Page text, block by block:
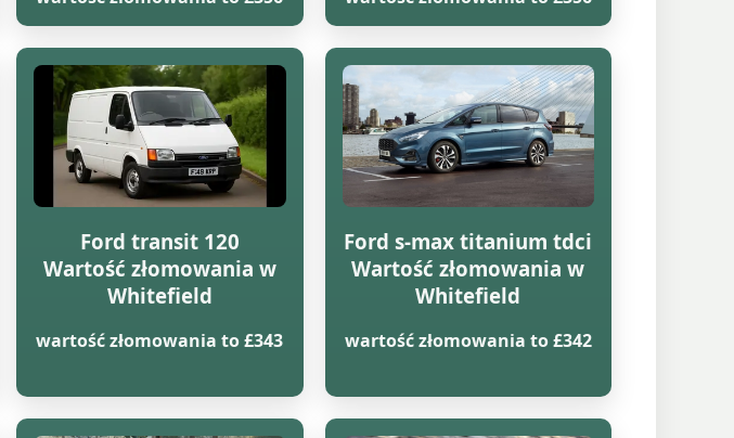
Ford transit 120
Wartość złomowania w
Whitefield
wartość złomowania to £343
Ford s-max titanium tdci
Wartość złomowania w
Whitefield
wartość złomowania to £342